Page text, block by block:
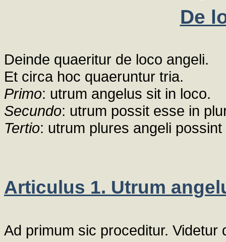
De
Deinde quaeritur de loco angeli.
Et circa hoc quaeruntur tria.
Primo: utrum angelus sit in loco.
Secundo: utrum possit esse in
Tertio: utrum plures angeli
Articulus 1. Utrum
Ad primum sic proceditur.